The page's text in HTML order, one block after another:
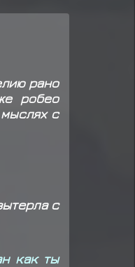
рано
робео
с
с
как ты